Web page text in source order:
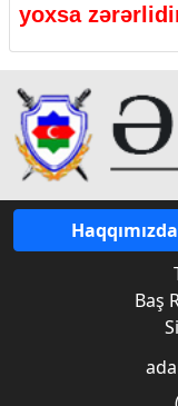
yoxsa
Haqqımızda
Baş